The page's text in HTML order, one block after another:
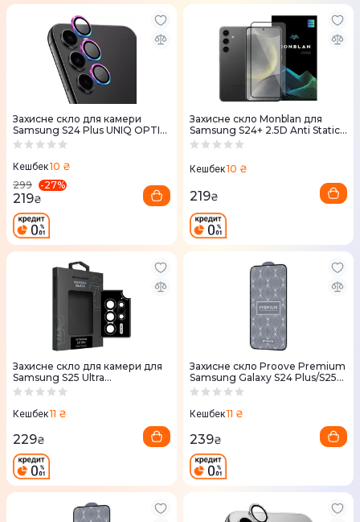
Захисне скло для камери
Samsung S24 Plus UNIQ OPTIX
ALUMINIUM CAMERA LENS
(UNIQ-GS24P-ALENSIRD)
Кешбек10 ₴
299
-27%
219₴
Захисне скло Monblan для
Samsung S24+ 2.5D Anti Static
0.26 mm
Кешбек10 ₴
219₴
Захисне скло для камери для
Samsung S25 Ultra
ArmorStandart Supreme Black
Кешбек11 ₴
229₴
Захисне скло Proove Premium
Samsung Galaxy S24 Plus/S25
Plus (PGPPMSS24P01)
Кешбек11 ₴
239₴